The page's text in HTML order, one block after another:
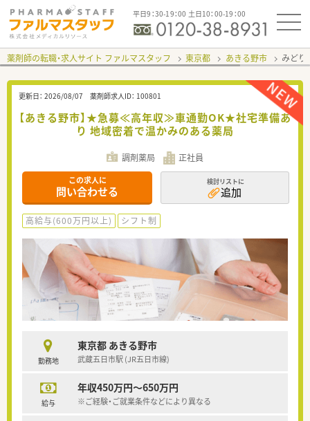
平日9：30-19：00 土日10：00-19：00
薬剤師の転職・求人サイト ファルマスタッフ 東京都 あきる野市 みどり
更新日： 2026/08/07 薬剤師求人ID： 100801
【あきる野市】★急募≪高年収≫車通勤OK★社宅準備あ
り 地域密着で温かみのある薬局
調剤薬局 正社員
この求人に
問い合わせる
検討リストに
追加
高給与(600万円以上) シフト制
勤務地
東京都 あきる野市
武蔵五日市駅 (JR五日市線)
給与
年収450万円～650万円
※ご経験・ご就業条件などにより異なる